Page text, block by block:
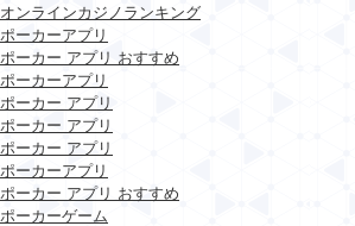
オンラインカジノランキング
ポーカーアプリ
ポーカー アプリ おすすめ
ポーカーアプリ
ポーカー アプリ
ポーカー アプリ
ポーカー アプリ
ポーカーアプリ
ポーカー アプリ おすすめ
ポーカーゲーム